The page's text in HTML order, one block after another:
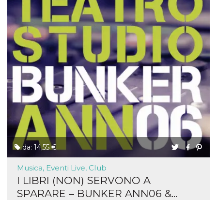
da: 14,55 €
Musica, Eventi Live, Club
I LIBRI (NON) SERVONO A
SPARARE – BUNKER ANN06 &...